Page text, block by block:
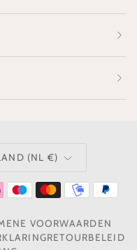
(NL €)
VOORWAARDEN
RETOURBELEID